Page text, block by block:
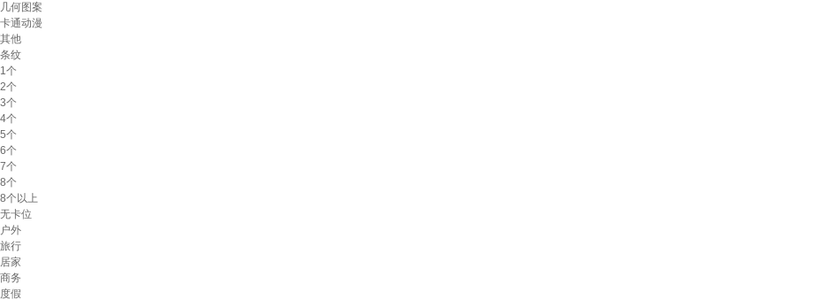
几何图案
卡通动漫
其他
条纹
1个
2个
3个
4个
5个
6个
7个
8个
8个以上
无卡位
户外
旅行
居家
商务
度假